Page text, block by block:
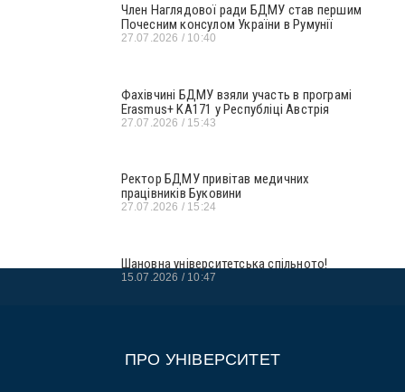
Член Наглядової ради БДМУ став першим
Почесним консулом України в Румунії
27.07.2026 10:40
Фахівчині БДМУ взяли участь в програмі
Erasmus+ KA171 у Республіці Австрія
27.07.2026 15:43
Ректор БДМУ привітав медичних
працівників Буковини
27.07.2026 15:24
Шановна університетська спільното!
15.07.2026 10:47
ПРО УНІВЕРСИТЕТ